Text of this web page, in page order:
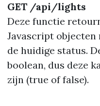
GET /api/lights
Deze functie
Javascript objecten
de huidige status.
boolean, dus deze
zijn (true of false).